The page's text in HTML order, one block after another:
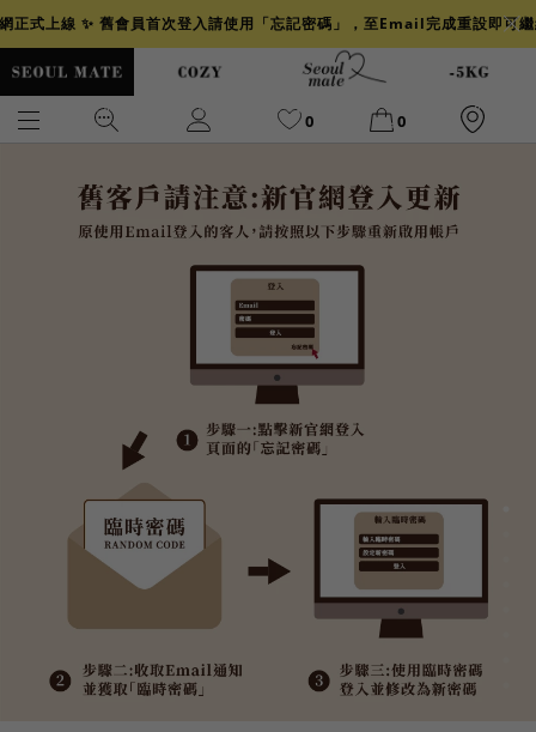
正式上線 ✨ 舊會員首次登入請使用「忘記密碼」，至Email完成重設即可
0 0
小香
牛仔裙